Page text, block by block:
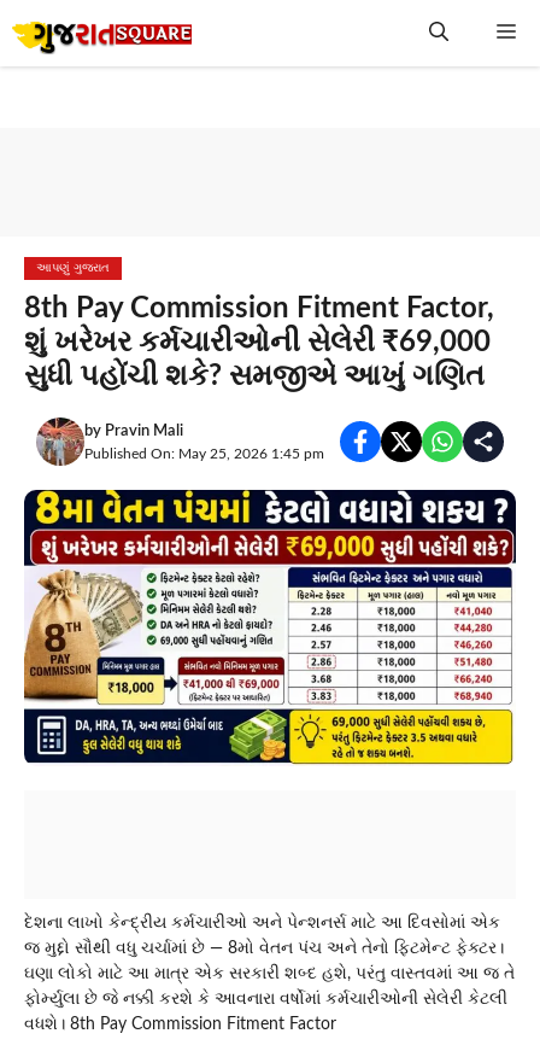
to
આપણું ગુજરાત
8th Pay Commission Fitment Factor,
શું ખરેખર કર્મચારીઓની સેલેરી ₹69,000
સુધી પહોંચી શકે? સમજીએ આખું ગણિત
by Pravin Mali
Published On: May 25, 2026 1:45 pm
દેશના લાખો કેન્દ્રીય કર્મચારીઓ અને પેન્શનર્સ માટે આ દિવસોમાં એક
જ મુદ્દો સૌથી વધુ ચર્ચામાં છે — 8મો વેતન પંચ અને તેનો ફિટમેન્ટ ફેક્ટર।
ઘણા લોકો માટે આ માત્ર એક સરકારી શબ્દ હશે, પરંતુ વાસ્તવમાં આ જ તે
ફોર્મ્યુલા છે જે નક્કી કરશે કે આવનારા વર્ષોમાં કર્મચારીઓની સેલેરી કેટલી
વધશે। 8th Pay Commission Fitment Factor